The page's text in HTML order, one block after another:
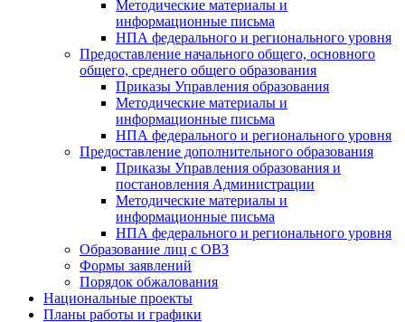
Методические материалы и
информационные письма
НПА федерального и регионального уровня
Предоставление начального общего, основного
общего, среднего общего образования
Приказы Управления образования
Методические материалы и
информационные письма
НПА федерального и регионального уровня
Предоставление дополнительного образования
Приказы Управления образования и
постановления Администрации
Методические материалы и
информационные письма
НПА федерального и регионального уровня
Образование лиц с ОВЗ
Формы заявлений
Порядок обжалования
Национальные проекты
Планы работы и графики